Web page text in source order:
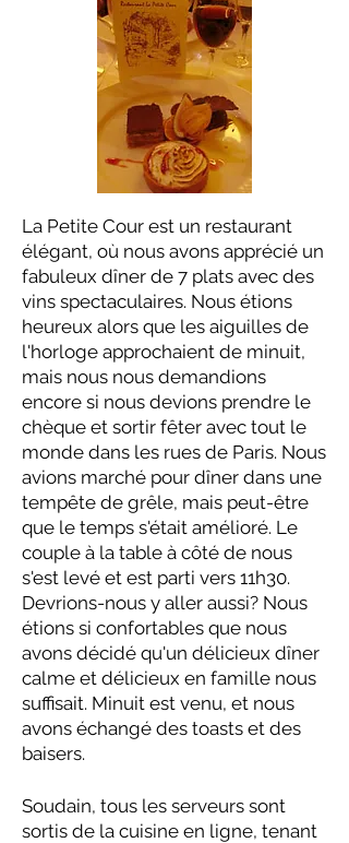
La Petite Cour est un restaurant
élégant, où nous avons apprécié un
fabuleux dîner de 7 plats avec des
vins spectaculaires. Nous étions
heureux alors que les aiguilles de
l'horloge approchaient de minuit,
mais nous nous demandions
encore si nous devions prendre le
chèque et sortir fêter avec tout le
monde dans les rues de Paris. Nous
avions marché pour dîner dans une
tempête de grêle, mais peut-être
que le temps s'était amélioré. Le
couple à la table à côté de nous
s'est levé et est parti vers 11h30.
Devrions-nous y aller aussi? Nous
étions si confortables que nous
avons décidé qu'un délicieux dîner
calme et délicieux en famille nous
suffisait. Minuit est venu, et nous
avons échangé des toasts et des
baisers.
Soudain, tous les serveurs sont
sortis de la cuisine en ligne, tenant